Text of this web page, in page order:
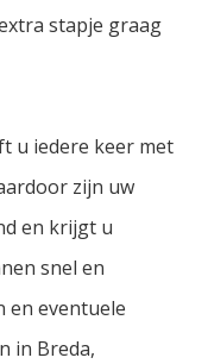
stapje graag
u iedere keer met
zijn uw
en krijgt u
snel en
en eventuele
in Breda,